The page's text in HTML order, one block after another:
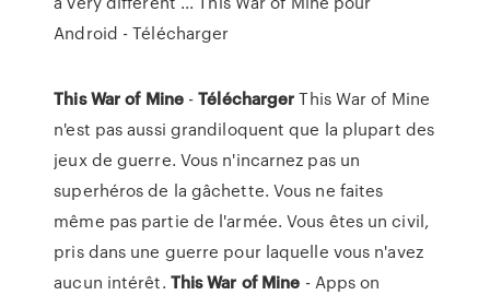
Android - Télécharger
This War of Mine-TéléchargerThis War of Mine
n'est pas aussi grandiloquent que la plupart des
jeux de guerre. Vous n'incarnez pas un
superhéros de la gâchette. Vous ne faites
même pas partie de l'armée. Vous êtes un civil,
pris dans une guerre pour laquelle vous n'avez
aucun intérêt. ThisWar of Mine - Apps on